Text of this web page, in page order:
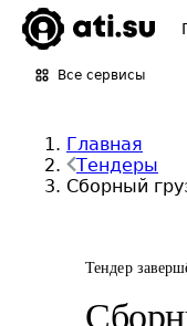
Все сервисы
Главная
Тендеры
Сборный
Тендер